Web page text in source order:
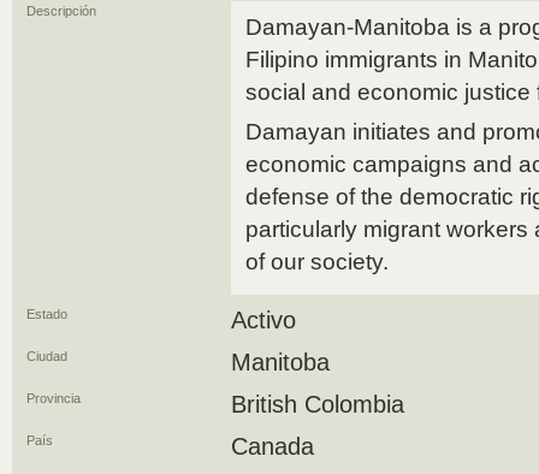
Descripción
Damayan-Manitoba is a
Filipino immigrants in
social and economic justice
Damayan initiates and
economic campaigns and
defense of the democratic
particularly migrant
of our society.
Estado Activo
Ciudad Manitoba
Provincia British Colombia
País Canada